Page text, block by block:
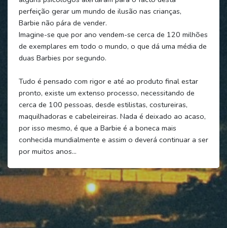
perfeição gerar um mundo de ilusão nas crianças,
Barbie não pára de vender.
Imagine-se que por ano vendem-se cerca de 120 milhões
de exemplares em todo o mundo, o que dá uma média de
duas Barbies por segundo.
Tudo é pensado com rigor e até ao produto final estar
pronto, existe um extenso processo, necessitando de
cerca de 100 pessoas, desde estilistas, costureiras,
maquilhadoras e cabeleireiras. Nada é deixado ao acaso,
por isso mesmo, é que a Barbie é a boneca mais
conhecida mundialmente e assim o deverá continuar a ser
por muitos anos…